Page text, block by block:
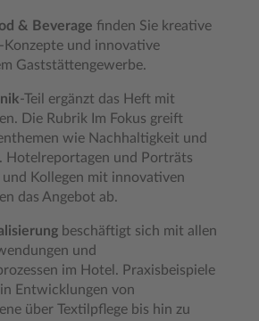
& Beverage finden Sie kreative
und innovative
Gaststättengewerbe.
-Teil ergänzt das Heft mit
Die Rubrik Im Fokus greift
wie Nachhaltigkeit und
Hotelreportagen und Porträts
Kollegen mit innovativen
das Angebot ab.
beschäftigt sich mit allen
und
im Hotel. Praxisbeispiele
Entwicklungen von
über Textilpflege bis hin zu